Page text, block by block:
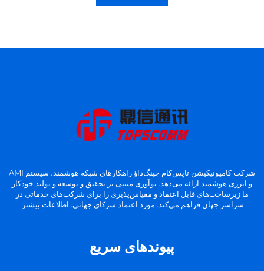
شرکت کامیونیکیشن تاپس‌کام چینگ‌داؤ راهکارهای شبکه هوشمند، سیستم AMI
و انرژی هوشمند ارائه می‌دهد. نوآوری مبتنی بر تحقیق و توسعه و تولید خودکار
ما زیرساخت‌های قابل اعتماد و مقیاس‌پذیری را برای شرکت‌های خدماتی در
سراسر جهان فراهم می‌کند. مورد اعتماد شرکای جهانی. اطلاعات بیشتر.
پیوندهای سریع